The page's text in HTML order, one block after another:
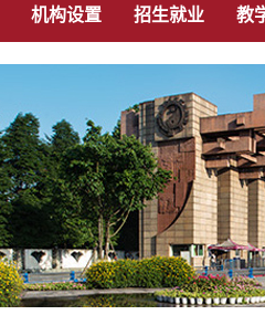
机构设置 招生就业 教